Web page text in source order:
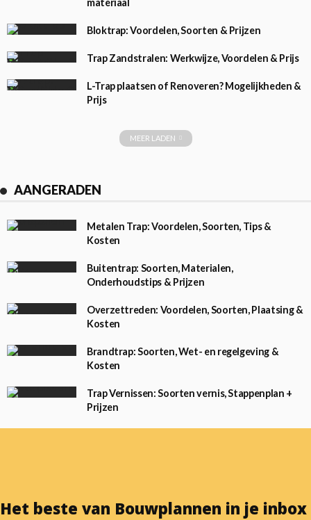
materiaal
Bloktrap: Voordelen, Soorten & Prijzen
Trap Zandstralen: Werkwijze, Voordelen & Prijs
L-Trap plaatsen of Renoveren? Mogelijkheden &
Prijs
MEER LADEN
AANGERADEN
Metalen Trap: Voordelen, Soorten, Tips &
Kosten
Buitentrap: Soorten, Materialen,
Onderhoudstips & Prijzen
Overzettreden: Voordelen, Soorten, Plaatsing &
Kosten
Brandtrap: Soorten, Wet- en regelgeving &
Kosten
Trap Vernissen: Soorten vernis, Stappenplan +
Prijzen
Het beste van Bouwplannen in je inbox